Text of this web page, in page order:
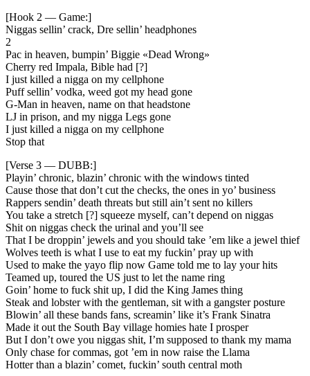
[Hook 2 — Game:]
Niggas sellin’ crack, Dre sellin’ headphones
2
Pac in heaven, bumpin’ Biggie «Dead Wrong»
Cherry red Impala, Bible had [?]
I just killed a nigga on my cellphone
Puff sellin’ vodka, weed got my head gone
G-Man in heaven, name on that headstone
LJ in prison, and my nigga Legs gone
I just killed a nigga on my cellphone
Stop that
[Verse 3 — DUBB:]
Playin’ chronic, blazin’ chronic with the windows tinted
Cause those that don’t cut the checks, the ones in yo’ business
Rappers sendin’ death threats but still ain’t sent no killers
You take a stretch [?] squeeze myself, can’t depend on niggas
Shit on niggas check the urinal and you’ll see
That I be droppin’ jewels and you should take ’em like a jewel thief
Wolves teeth is what I use to eat my fuckin’ pray up with
Used to make the yayo flip now Game told me to lay your hits
Teamed up, toured the US just to let the name ring
Goin’ home to fuck shit up, I did the King James thing
Steak and lobster with the gentleman, sit with a gangster posture
Blowin’ all these bands fans, screamin’ like it’s Frank Sinatra
Made it out the South Bay village homies hate I prosper
But I don’t owe you niggas shit, I’m supposed to thank my mama
Only chase for commas, got ’em in now raise the Llama
Hotter than a blazin’ comet, fuckin’ south central moth